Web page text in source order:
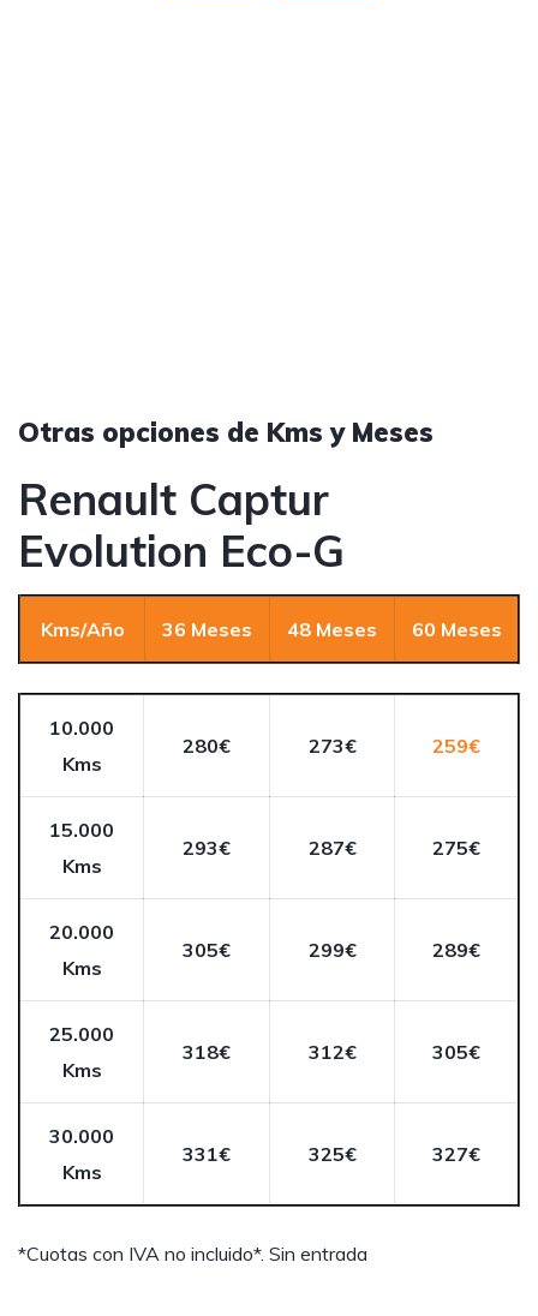
Otras opciones de Kms y Meses
Renault Captur
Evolution Eco-G
Kms/Año 36 Meses 48 Meses 60 Meses
10.000
Kms
280€ 273€ 259€
15.000
Kms
293€ 287€ 275€
20.000
Kms
305€ 299€ 289€
25.000
Kms
318€ 312€ 305€
30.000
Kms
331€ 325€ 327€
*Cuotas con IVA no incluido*. Sin entrada